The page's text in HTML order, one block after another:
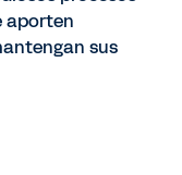
aporten
sus